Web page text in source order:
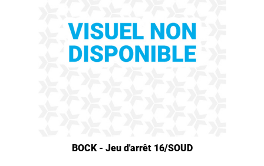
BOCK - Jeu d'arrêt 16/SOUD